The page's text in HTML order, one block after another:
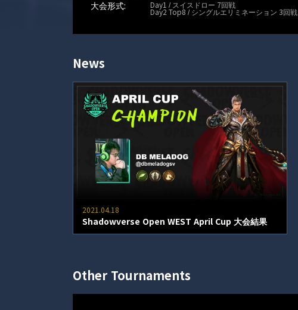
Day1 / スイスドロー 7回戦
Day2 Top8 / シングルエリミネーション 3回戦
News
2021.04.18
Shadowverse Open WEST April Cup 大会結果
Other Tournaments